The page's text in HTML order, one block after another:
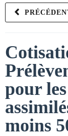
pour
moins